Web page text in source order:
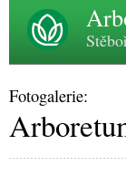
Fotogalerie: